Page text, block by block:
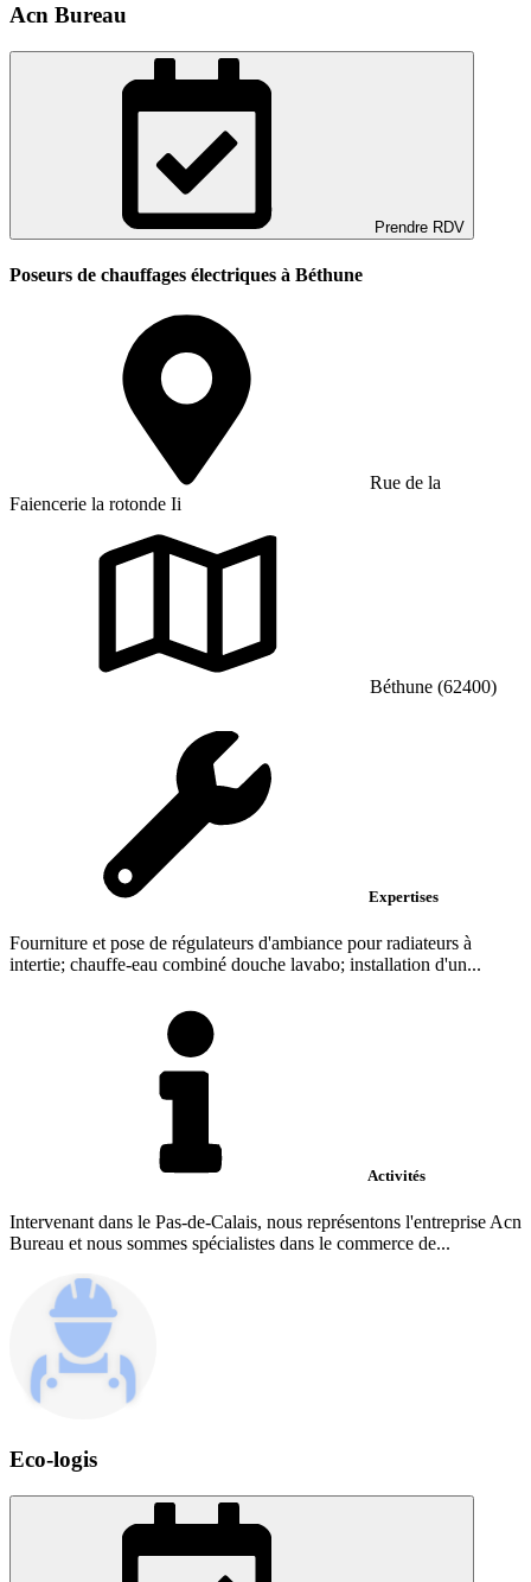
Acn Bureau
Prendre RDV
Poseurs de chauffages électriques à Béthune
Rue de la
Faiencerie la rotonde Ii
Béthune (62400)
Expertises
Fourniture et pose de régulateurs d'ambiance pour radiateurs à
intertie; chauffe-eau combiné douche lavabo; installation d'un...
Activités
Intervenant dans le Pas-de-Calais, nous représentons l'entreprise Acn
Bureau et nous sommes spécialistes dans le commerce de...
Eco-logis